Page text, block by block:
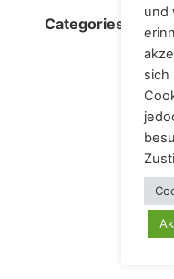
Categories:
Alle
und
sich